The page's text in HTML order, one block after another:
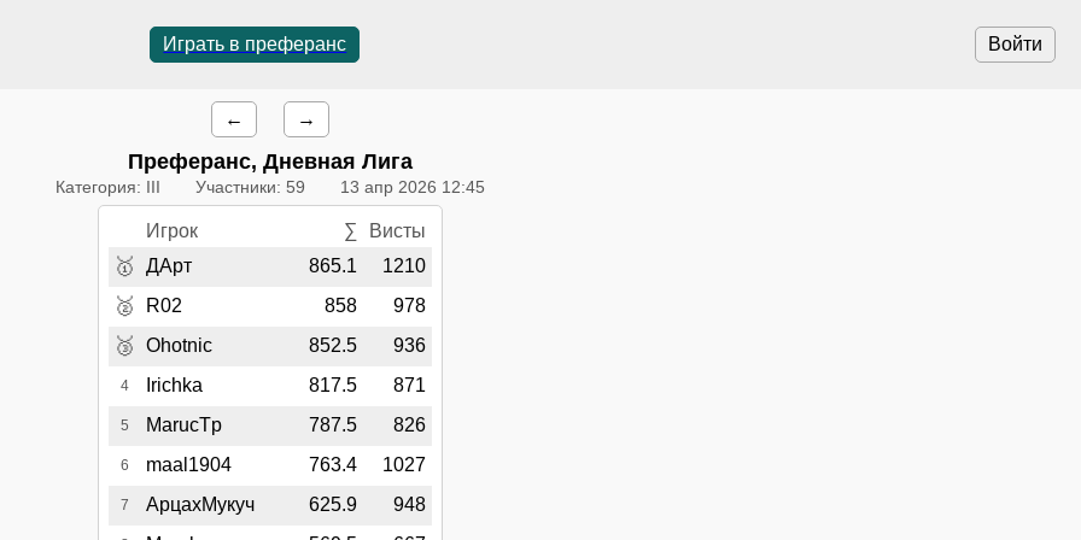
Войти
Играть в преферанс
← →
Преферанс, Дневная Лига
Категория: III Участники: 59 13 апр 2026 12:45
Игрок ∑ Висты
🥇 ДАрт 865.1 1210
🥈 R02 858 978
🥉 Ohotnic 852.5 936
4 Irichka 817.5 871
5 MarucTp 787.5 826
6 maal1904 763.4 1027
7 АрцахМукуч 625.9 948